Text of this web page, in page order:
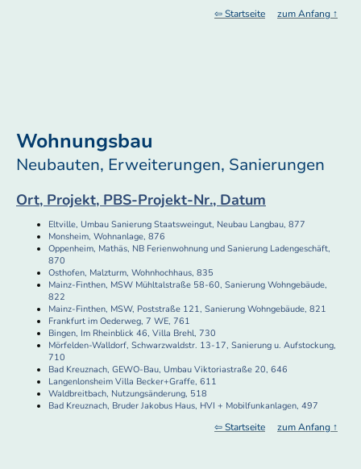
⇦ Startseite zum Anfang ↑
Wohnungsbau
Neubauten, Erweiterungen, Sanierungen
Ort, Projekt, PBS-Projekt-Nr., Datum
Eltville, Umbau Sanierung Staatsweingut, Neubau Langbau, 877
Monsheim, Wohnanlage, 876
Oppenheim, Mathäs, NB Ferienwohnung und Sanierung Ladengeschäft,
870
Osthofen, Malzturm, Wohnhochhaus, 835
Mainz-Finthen, MSW Mühltalstraße 58-60, Sanierung Wohngebäude,
822
Mainz-Finthen, MSW, Poststraße 121, Sanierung Wohngebäude, 821
Frankfurt im Oederweg, 7 WE, 761
Bingen, Im Rheinblick 46, Villa Brehl, 730
Mörfelden-Walldorf, Schwarzwaldstr. 13-17, Sanierung u. Aufstockung,
710
Bad Kreuznach, GEWO-Bau, Umbau Viktoriastraße 20, 646
Langenlonsheim Villa Becker+Graffe, 611
Waldbreitbach, Nutzungsänderung, 518
Bad Kreuznach, Bruder Jakobus Haus, HVI + Mobilfunkanlagen, 497
⇦ Startseite zum Anfang ↑